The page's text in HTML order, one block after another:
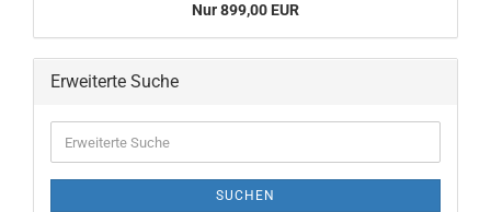
Nur 899,00 EUR
Erweiterte Suche
Suche
SUCHEN